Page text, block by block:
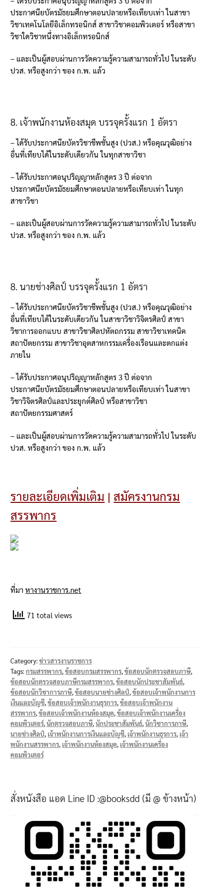
ประกาศนียบัตรมัธยมศึกษาตอนปลายหรือเทียบเท่า ในสาขา
วิชาเทคโนโลยีอิเล็กทรอนิกส์ สาขาวิชาคอมพิวเตอร์ หรือสาขา
วิชาใดวิชาหนึ่งทางอิเล็กทรอนิกส์
– และเป็นผู้สอบผ่านการวัดความรู้ความสามารถทั่วไป ในระดับ
ปวส.หรือสูงกว่า ของ ก.พ. แล้ว
8. เจ้าพนักงานห้องสมุด บรรจุครั้งแรก 1 อัตรา
–ได้รับประกาศนียบัตรวิชาชีพชั้นสูง (ปวส.)หรือคุณวุฒิอย่าง
อื่นที่เทียบได้ในระดับเดียวกัน ในทุกสาขาวิชา
–ได้รับประกาศอนุปริญญาหลักสูตร 3ปี ต่อจาก
ประกาศนียบัตรมัธยมศึกษาตอนปลายหรือเทียบเท่า ในทุก
สาขาวิชา
– และเป็นผู้สอบผ่านการวัดความรู้ความสามารถทั่วไป ในระดับ
ปวส.หรือสูงกว่า ของ ก.พ. แล้ว
8.นายช่างศิลป์ บรรจุครั้งแรก 1 อัตรา
–ได้รับประกาศนียบัตรวิชาชีพชั้นสูง (ปวส.)หรือคุณวุฒิอย่าง
อื่นที่เทียบได้ในระดับเดียวกัน ในสาขาวิชาวิจิตรศิลป์ สาขา
วิชาการออกแบบ สาขาวิชาศิลปหัตถกรรม สาขาวิชาเทคนิค
สถาปัตยกรรม สาขาวิชาอุตสาหกรรมเครื่องเรือนและตกแต่ง
ภายใน
–ได้รับประกาศอนุปริญญาหลักสูตร 3ปี ต่อจาก
ประกาศนียบัตรมัธยมศึกษาตอนปลายหรือเทียบเท่า ในสาขา
วิชาวิจิตรศิลป์และประยุกต์ศิลป์ หรือสาขาวิชา
สถาปัตยกรรมศาสตร์
– และเป็นผู้สอบผ่านการวัดความรู้ความสามารถทั่วไป ในระดับ
ปวส .หรือสูงกว่า ของ ก .พ แล้ว
รายละเอียดเพิ่มเติม | สมัครงานกรม
สรรพากร
ที่มาหางานราชการ.net
71 total views
Category:ข่าวสารงานราชการ
Tags:กรมสรรพากร,ข้อสอบกรมสรรพากร,ข้อสอบนักตรวจสอบภาษี,
ข้อสอบนักตรวจสอบภาษีกรมสรรพากร,ข้อสอบนักประชาสัมพันธ์,
ข้อสอบนักวิชาการภาษี,ข้อสอบนายช่างศิลป์,ข้อสอบเจ้าพนักงานการ
เงินและบัญชี,ข้อสอบเจ้าพนักงานธุรการ,ข้อสอบเจ้าพนักงาน
สรรพากร,ข้อสอบเจ้าพนักงานห้องสมุด,ข้อสอบเจ้าพนักงานเครื่อง
คอมพิวเตอร์,นักตรวจสอบภาษี,นักประชาสัมพันธ์,นักวิชาการภาษี,
นายช่างศิลป์, เจ้าพนักงานการเงินและบัญชี, เจ้าพนักงานธุรการ, เจ้า
พนักงานสรรพากร, เจ้าพนักงานห้องสมุด, เจ้าพนักงานเครื่อง
คอมพิวเตอร์
สั่งหนังสือ แอด Line ID :@booksdd (มี @ ข้างหน้า)